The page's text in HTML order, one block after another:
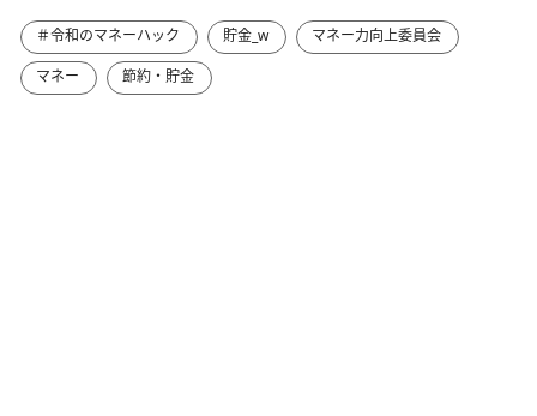
＃令和のマネーハック 貯金_w
マネー力向上委員会
マネー
節約・貯金